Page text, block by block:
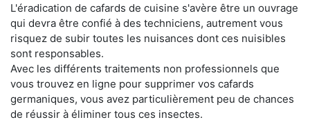
L'éradication de cafards de cuisine s'avère être un ouvrage
qui devra être confié à des techniciens, autrement vous
risquez de subir toutes les nuisances dont ces nuisibles
sont responsables.
Avec les différents traitements non professionnels que
vous trouvez en ligne pour supprimer vos cafards
germaniques, vous avez particulièrement peu de chances
de réussir à éliminer tous ces insectes.